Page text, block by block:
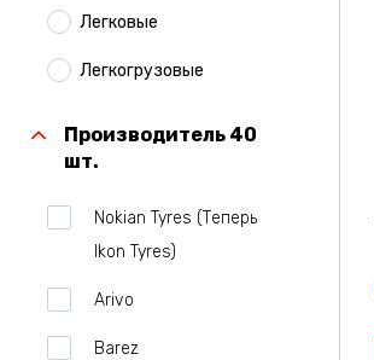
Легковые
Легкогрузовые
Производитель 40
шт.
Nokian Tyres (Теперь
Ikon Tyres)
Arivo
Barez